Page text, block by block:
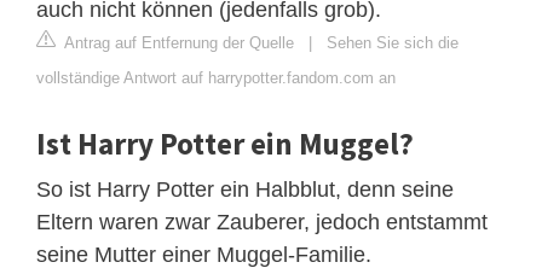
auch nicht können (jedenfalls grob).
Antrag auf Entfernung der Quelle | Sehen Sie sich die
vollständige Antwort auf harrypotter.fandom.com an
Ist Harry Potter ein Muggel?
So ist Harry Potter ein Halbblut, denn seine
Eltern waren zwar Zauberer, jedoch entstammt
seine Mutter einer Muggel-Familie.